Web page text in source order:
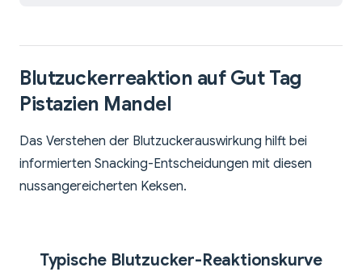
Blutzuckerreaktion auf Gut Tag
Pistazien Mandel
Das Verstehen der Blutzuckerauswirkung hilft bei
informierten Snacking-Entscheidungen mit diesen
nussangereicherten Keksen.
Typische Blutzucker-Reaktionskurve